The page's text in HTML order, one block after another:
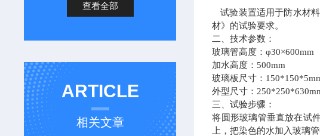
查看全部
ARTICLE
相关文章
试验装置适用于防水材
材》的试验要求。
二、技术参数：
玻璃管高度：φ30×600mm
加水高度：500mm
玻璃板尺寸：
外型尺寸：
三、试验步骤：
将圆形玻璃管垂直放在试
上，把染色的水加入玻璃